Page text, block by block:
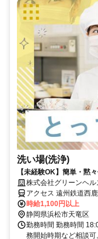
洗い場(洗浄)
【未経験OK】簡単・黙
り。株式会社グリーンヘ
アクセス 遠州鉄道西
時給1,100円以上
静岡県浜松市天竜区
勤務時間 勤務時間
務開始時期など相談可